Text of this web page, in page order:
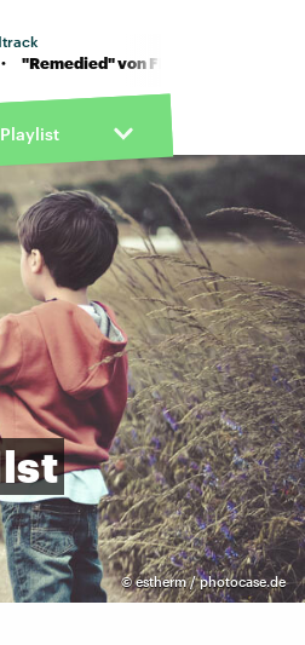
von FLO
Playlist
©estherm / photocase.de